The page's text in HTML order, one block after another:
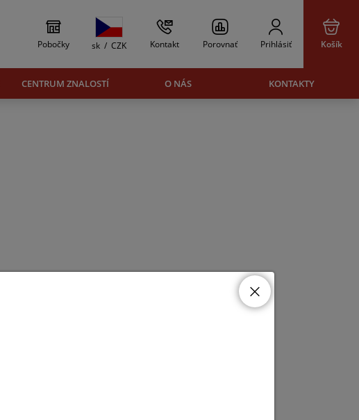
Pobočky sk / CZK Kontakt Porovnať Prihlásiť Košík
CENTRUM ZNALOSTÍ O NÁS KONTAKTY